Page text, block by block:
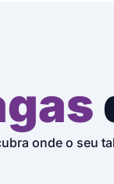
onde o seu